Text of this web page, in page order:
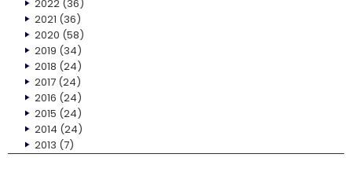
2022(36)
2021 (36)
2020 (58)
2019 (34)
2018 (24)
2017(24)
2016 (24)
2015 (24)
2014 (24)
2013 (7)